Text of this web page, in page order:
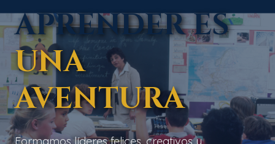
APRENDER ES
UNA
AVENTURA